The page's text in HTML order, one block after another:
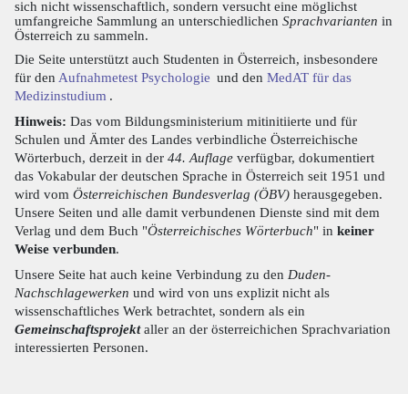
sich nicht wissenschaftlich, sondern versucht eine möglichst
umfangreiche Sammlung an unterschiedlichen Sprachvarianten in
Österreich zu sammeln.
Die Seite unterstützt auch Studenten in Österreich, insbesondere
für den Aufnahmetest Psychologie und den MedAT für das
Medizinstudium .
Hinweis: Das vom Bildungsministerium mitinitiierte und für
Schulen und Ämter des Landes verbindliche Österreichische
Wörterbuch, derzeit in der 44. Auflage verfügbar, dokumentiert
das Vokabular der deutschen Sprache in Österreich seit 1951 und
wird vom Österreichischen Bundesverlag (ÖBV) herausgegeben.
Unsere Seiten und alle damit verbundenen Dienste sind mit dem
Verlag und dem Buch "Österreichisches Wörterbuch" in keiner
Weise verbunden.
Unsere Seite hat auch keine Verbindung zu den Duden-
Nachschlagewerken und wird von uns explizit nicht als
wissenschaftliches Werk betrachtet, sondern als ein
Gemeinschaftsprojektaller an der österreichichen Sprachvariation
interessierten Personen.